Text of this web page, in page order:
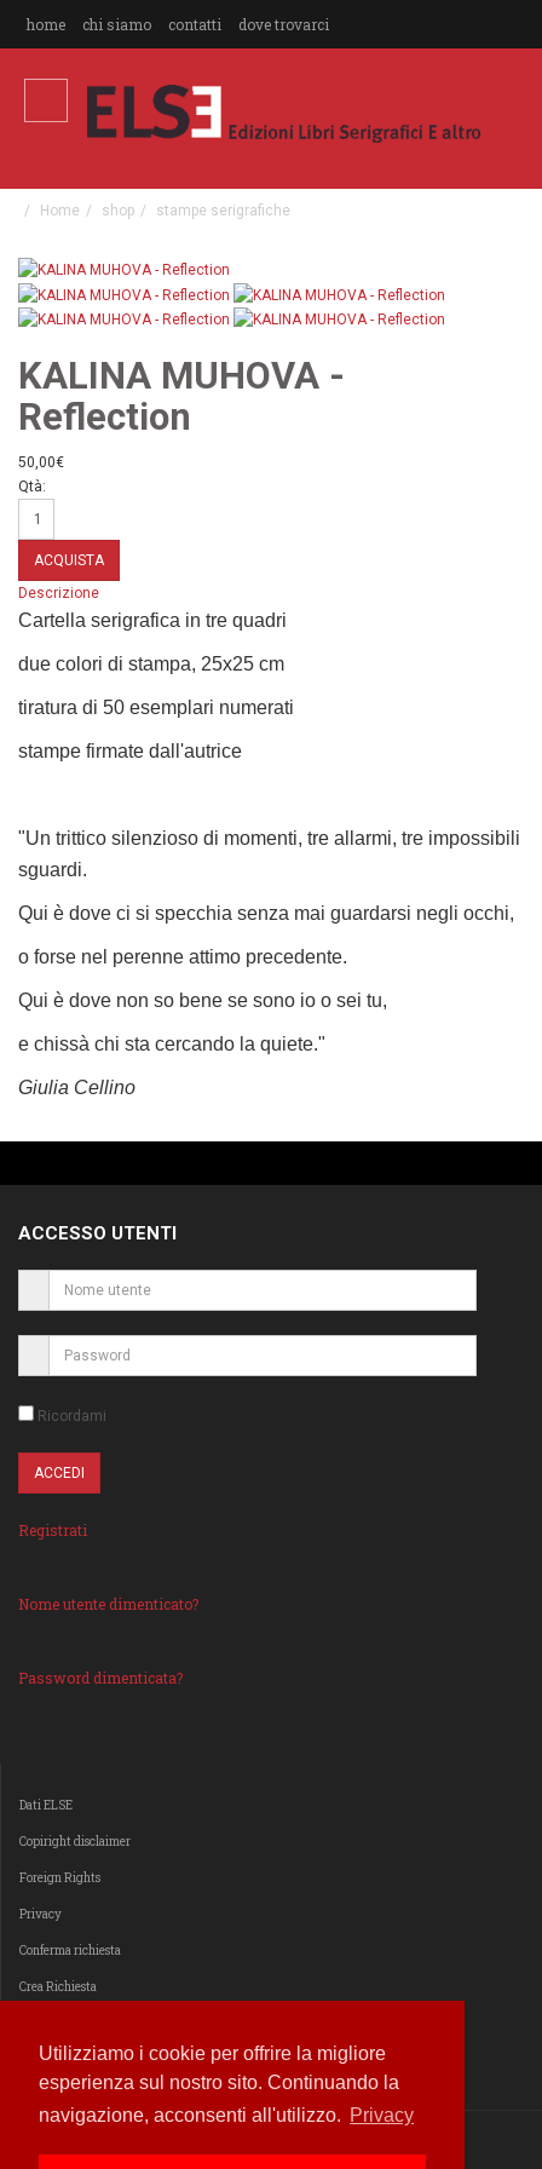
Utilizziamo i cookie per offrire la migliore
esperienza sul nostro sito. Continuando la
navigazione, acconsenti all'utilizzo. Privacy
home chi siamo contatti dove trovarci
Home shop stampe serigrafiche
KALINA MUHOVA -
Reflection
50,00€
Qtà:
Descrizione
Cartella serigrafica in tre quadri
due colori di stampa, 25x25 cm
tiratura di 50 esemplari numerati
stampe firmate dall'autrice
"Un trittico silenzioso di momenti, tre allarmi, tre impossibili
sguardi.
Qui è dove ci si specchia senza mai guardarsi negli occhi,
o forse nel perenne attimo precedente.
Qui è dove non so bene se sono io o sei tu,
e chissà chi sta cercando la quiete."
Giulia Cellino
ACCESSO UTENTI
Ricordami
Registrati
Nome utente dimenticato?
Password dimenticata?
Dati ELSE
Copiright disclaimer
Foreign Rights
Privacy
Conferma richiesta
Crea Richiesta